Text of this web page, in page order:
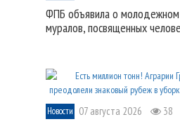
ФПБ объявила о молодежном
муралов, посвященных
Новости 07 августа 2026 38